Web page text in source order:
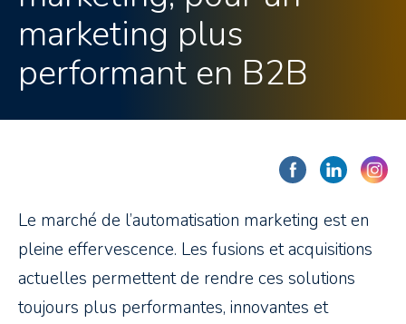
marketing plus
performant en B2B
Le marché de l’automatisation marketing est en
pleine effervescence. Les fusions et acquisitions
actuelles permettent de rendre ces solutions
toujours plus performantes, innovantes et